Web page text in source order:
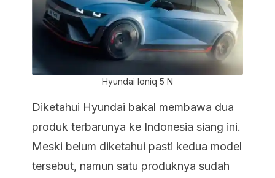
Hyundai Ioniq 5 N
Diketahui Hyundai bakal membawa dua
produk terbarunya ke Indonesia siang ini.
Meski belum diketahui pasti kedua model
tersebut, namun satu produknya sudah